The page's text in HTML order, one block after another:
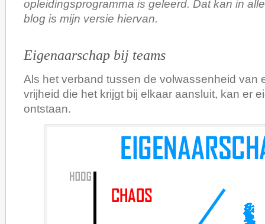
opleidingsprogramma is geleerd. Dat kan in
blog is mijn versie hiervan.
Eigenaarschap bij teams
Als het verband tussen de volwassenheid van
vrijheid die het krijgt bij elkaar aansluit, kan er
ontstaan.